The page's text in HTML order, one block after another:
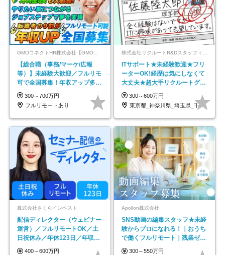
GMOコネクトHR株式会社【GMOインターネットグループ】
【総合職（事務/マーケ/広報
等）】未経験大歓迎／フルリモ
可で全国募集！年収アップ多数
★年休最大130日★
300～700万円
フルリモートあり
ITサポート★未経験歓迎★フリ
ーターOK!経歴は気にしなくて
大丈夫★超大手リクルートグル
ープの正社員/sg
300～600万円
東京都_神奈川県_埼玉県_千葉県_大阪府…
株式会社さくらインベスト
配信ディレクター（ウェビナー
運営）／フルリモートOK／土
日祝休み／年休123日／年収
600万円可
400～600万円
Apollon株式会社
SNS動画の編集スタッフ★未経
験からプロになれる！｜おうち
で働くフルリモート｜残業ゼロ
で18時退勤◎
300～550万円